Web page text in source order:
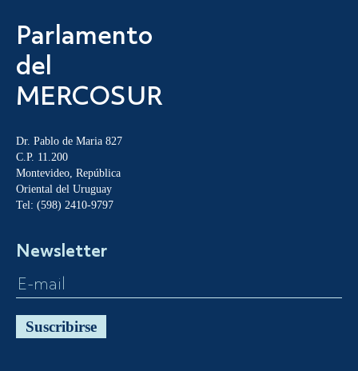
Parlamento
del
MERCOSUR
Dr. Pablo de Maria 827
C.P. 11.200
Montevideo, República
Oriental del Uruguay
Tel: (598) 2410-9797
Newsletter
Suscribirse